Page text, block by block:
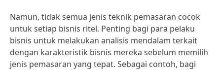
Namun, tidak semua jenis teknik pemasaran cocok
untuk setiap bisnis ritel. Penting bagi para pelaku
bisnis untuk melakukan analisis mendalam terkait
dengan karakteristik bisnis mereka sebelum memilih
jenis pemasaran yang tepat. Sebagai contoh, bagi